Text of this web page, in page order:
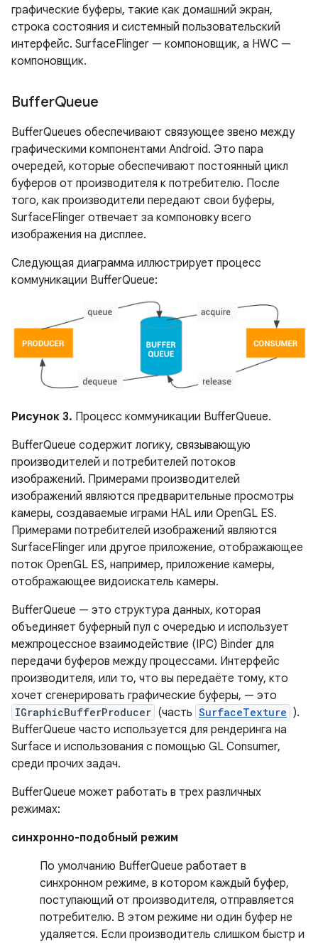
графические буферы, такие как домашний экран,
строка состояния и системный пользовательский
интерфейс. SurfaceFlinger — компоновщик, а HWC —
компоновщик.
BufferQueue
BufferQueues обеспечивают связующее звено между
графическими компонентами Android. Это пара
очередей, которые обеспечивают постоянный цикл
буферов от производителя к потребителю. После
того, как производители передают свои буферы,
SurfaceFlinger отвечает за компоновку всего
изображения на дисплее.
Следующая диаграмма иллюстрирует процесс
коммуникации BufferQueue:
Рисунок 3. Процесс коммуникации BufferQueue.
BufferQueue содержит логику, связывающую
производителей и потребителей потоков
изображений. Примерами производителей
изображений являются предварительные просмотры
камеры, создаваемые играми HAL или OpenGL ES.
Примерами потребителей изображений являются
SurfaceFlinger или другое приложение, отображающее
поток OpenGL ES, например, приложение камеры,
отображающее видоискатель камеры.
BufferQueue — это структура данных, которая
объединяет буферный пул с очередью и использует
межпроцессное взаимодействие (IPC) Binder для
передачи буферов между процессами. Интерфейс
производителя, или то, что вы передаёте тому, кто
хочет сгенерировать графические буферы, — это
IGraphicBufferProducer (часть SurfaceTexture ).
BufferQueue часто используется для рендеринга на
Surface и использования с помощью GL Consumer,
среди прочих задач.
BufferQueue может работать в трех различных
режимах:
синхронно-подобный режим
По умолчанию BufferQueue работает в
синхронном режиме, в котором каждый буфер,
поступающий от производителя, отправляется
потребителю. В этом режиме ни один буфер не
удаляется. Если производитель слишком быстр и